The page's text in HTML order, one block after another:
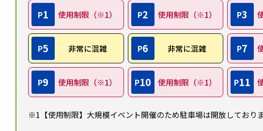
P1 使用制限（※1） P2 使用制限（※1） P3
P5 非常に混雑 P6 非常に混雑 P7
P9 使用制限（※1） P10 使用制限（※1） P11
※1【使用制限】大規模イベント開催のため駐車場は開放しておりま